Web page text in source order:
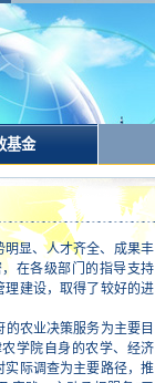
基金
显、人才齐全、成果丰
在各级部门的指导支持
理建设，取得了较好的进
农业决策服务为主要目
学院自身的农学、经济
实际调查为主要路径，推